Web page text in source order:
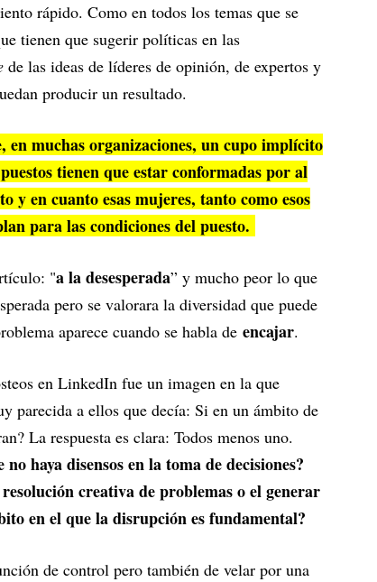
rápido. Como en todos los temas que se
tienen que sugerir políticas en las
de las ideas de líderes de opinión, de expertos y
producir un resultado.
en muchas organizaciones, un cupo implícito
tienen que estar conformadas por al
y en cuanto esas mujeres, tanto como esos
para las condiciones del puesto.
"a la desesperada” y mucho peor lo que
pero se valorara la diversidad que puede
aparece cuando se habla de encajar.
en LinkedIn fue un imagen en la que
parecida a ellos que decía: Si en un ámbito de
La respuesta es clara: Todos menos uno.
haya disensos en la toma de decisiones?
creativa de problemas o el generar
en el que la disrupción es fundamental?
de control pero también de velar por una